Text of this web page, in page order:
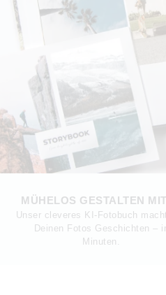
MÜHELOS GESTALTEN
Unser cleveres KI-Fotobuch
Deinen Fotos Geschichten –
Minuten.